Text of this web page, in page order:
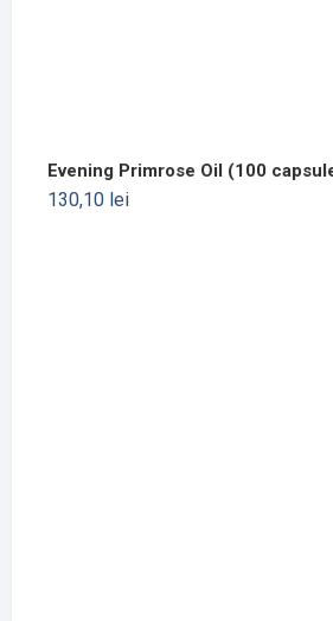
Evening Primrose Oil (100
130,10 lei